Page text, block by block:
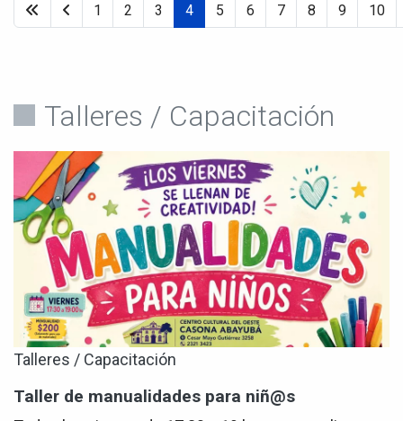
1 2 3 4 5 6 7 8 9 10
Talleres / Capacitación
Talleres / Capacitación
Taller de manualidades para niñ@s